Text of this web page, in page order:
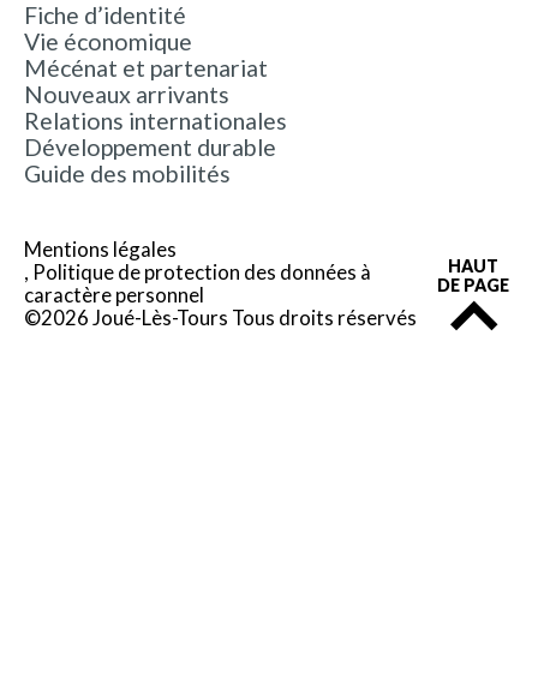
Fiche d’identité
Vie économique
Mécénat et partenariat
Nouveaux arrivants
Relations internationales
Développement durable
Guide des mobilités
Mentions légales
Politique de protection des données à
caractère personnel
©2026 Joué-Lès-Tours Tous droits réservés
HAUT
DE PAGE